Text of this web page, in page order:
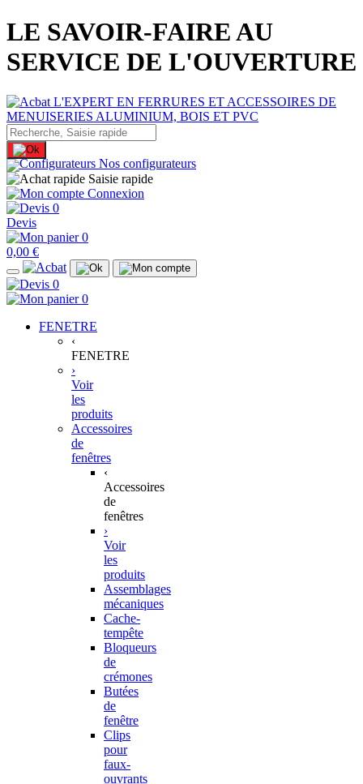
LE SAVOIR-FAIRE AU
SERVICE DE L'OUVERTURE
Nos configurateurs
Saisie rapide
Connexion
0
Devis
0
0,00 €
0
0
FENETRE
‹
FENETRE
›
Voir
les
produits
Accessoires
de
fenêtres
‹
Accessoires
de
fenêtres
›
Voir
les
produits
Assemblages
mécaniques
Cache-
tempête
Bloqueurs
de
crémones
Butées
de
fenêtre
Clips
pour
faux-
ouvrants